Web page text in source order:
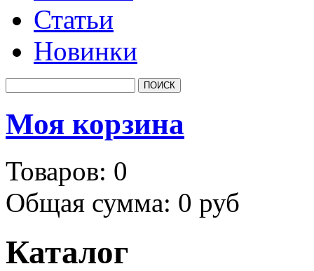
Статьи
Новинки
Моя корзина
Товаров: 0
Общая сумма: 0 руб
Каталог